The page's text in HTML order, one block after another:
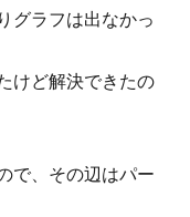
グラフは出なかっ
けど解決できたの
で、その辺はパー